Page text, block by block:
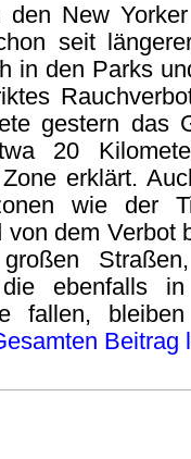
den New
seit
in den Parks
gestern das
20
erklärt.
wie der
von dem Verbot
ebenfalls
fallen,
Beitrag